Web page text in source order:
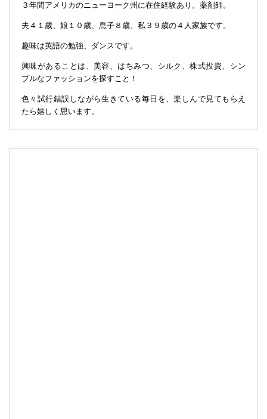
３年間アメリカのニューヨーク州に在住経験あり。薬剤師。
夫４１歳、娘１０歳、息子８歳、私３９歳の４人家族です。
趣味は英語の勉強、ダンスです。
興味があることは、美容、はちみつ、シルク、株式投資、シン
プルなファッションを探すこと！
色々試行錯誤しながら生きている毎日を、楽しんで見てもらえ
たら嬉しく思います。